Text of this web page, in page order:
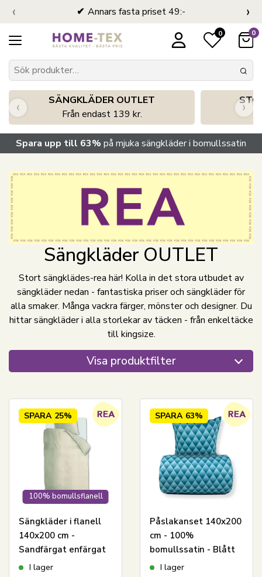
Annars fasta priset 49:-
‹ ›
0 0
SÄNGKLÄDER OUTLET
Från endast 139 kr.
‹ ›
Spara upp till 63% på mjuka sängkläder i bomullssatin
Sängkläder OUTLET
Stort sängklädes-rea här! Kolla in det stora utbudet av
sängkläder nedan - fantastiska priser och sängkläder för
alla smaker. Många vackra färger, mönster och designer. Du
hittar sängkläder i alla storlekar av täcken - från enkeltäcke
till kingsize.
Visa produktfilter
100% bomullsflanell
SPARA 25%
Sängkläder i flanell
140x200 cm -
Sandfärgat enfärgat
påslakanset - 100%
I lager
SPARA 63%
Påslakanset 140x200
cm - 100%
bomullssatin - Blått
3D harlekinmönster
I lager